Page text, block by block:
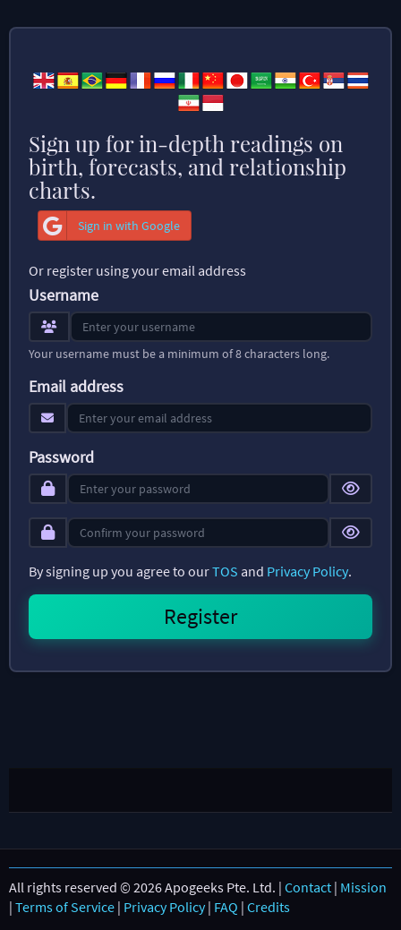
Sign up for in-depth readings on
birth, forecasts, and relationship
charts.
Sign in with Google
Or register using your email address
Username
Your username must be a minimum of 8 characters long.
Email address
Password
By signing up you agree to ourTOS and Privacy Policy.
All rights reserved © 2026 Apogeeks Pte. Ltd. | Contact | Mission
| Terms of Service | Privacy Policy| FAQ | Credits